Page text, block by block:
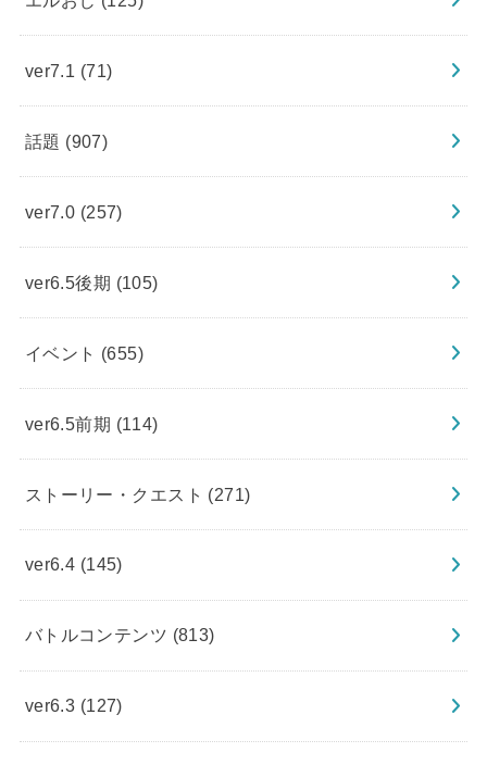
ver7.1 (71)
話題 (907)
ver7.0 (257)
ver6.5後期 (105)
イベント (655)
ver6.5前期 (114)
ストーリー・クエスト (271)
ver6.4 (145)
バトルコンテンツ (813)
ver6.3 (127)